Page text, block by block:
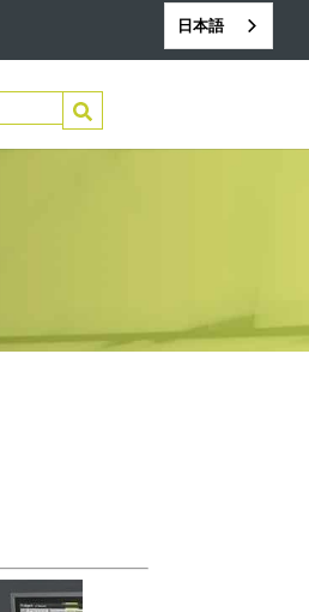
日本語
補完機能が付いた検索フィールド